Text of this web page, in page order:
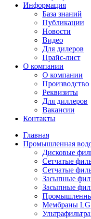
Информация
База знаний
Публикации
Новости
Видео
Для дилеров
Прайс-лист
О компании
О компании
Производство
Реквизиты
Для диллеров
Вакансии
Контакты
Главная
Промышленная
Дисковые
Сетчатые
Сетчатые
Засыпные
Засыпные
Мембраны LG